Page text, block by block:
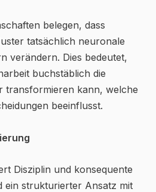
belegen, dass
tatsächlich neuronale
verändern. Dies bedeutet,
buchstäblich die
transformieren kann, welche
beeinflusst.
Disziplin und konsequente
ein strukturierter Ansatz mit